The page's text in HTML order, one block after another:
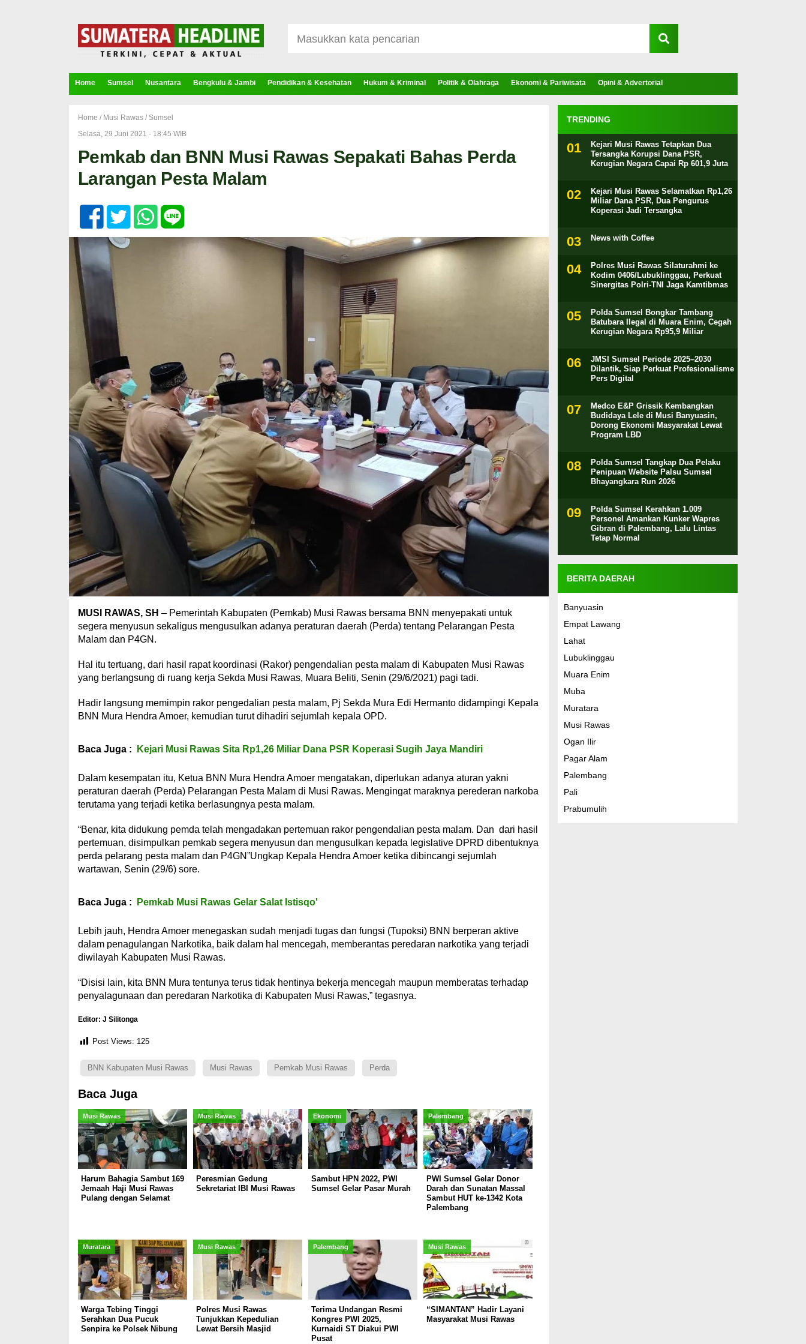
Home Sumsel Nusantara Bengkulu & Jambi Pendidikan & Kesehatan Hukum & Kriminal Politik & Olahraga Ekonomi & Pariwisata Opini & Advertorial
Home / Musi Rawas/ Sumsel
Selasa, 29 Juni 2021 - 18:45 WIB
Pemkab dan BNN Musi Rawas Sepakati Bahas Perda
Larangan Pesta Malam
MUSI RAWAS, SH – Pemerintah Kabupaten (Pemkab) Musi Rawas bersama BNN menyepakati untuk
segera menyusun sekaligus mengusulkan adanya peraturan daerah (Perda) tentang Pelarangan Pesta
Malam dan P4GN.
Hal itu tertuang, dari hasil rapat koordinasi (Rakor) pengendalian pesta malam di Kabupaten Musi Rawas
yang berlangsung di ruang kerja Sekda Musi Rawas, Muara Beliti, Senin (29/6/2021) pagi tadi.
Hadir langsung memimpin rakor pengedalian pesta malam, Pj Sekda Mura Edi Hermanto didampingi Kepala
BNN Mura Hendra Amoer, kemudian turut dihadiri sejumlah kepala OPD.
Baca Juga : Kejari Musi Rawas Sita Rp1,26 Miliar Dana PSR Koperasi Sugih Jaya Mandiri
Dalam kesempatan itu, Ketua BNN Mura Hendra Amoer mengatakan, diperlukan adanya aturan yakni
peraturan daerah (Perda) Pelarangan Pesta Malam di Musi Rawas. Mengingat maraknya perederan narkoba
terutama yang terjadi ketika berlasungnya pesta malam.
“Benar, kita didukung pemda telah mengadakan pertemuan rakor pengendalian pesta malam. Dan dari hasil
pertemuan, disimpulkan pemkab segera menyusun dan mengusulkan kepada legislative DPRD dibentuknya
perda pelarang pesta malam dan P4GN”Ungkap Kepala Hendra Amoer ketika dibincangi sejumlah
wartawan, Senin (29/6) sore.
Baca Juga : Pemkab Musi Rawas Gelar Salat Istisqo'
Lebih jauh, Hendra Amoer menegaskan sudah menjadi tugas dan fungsi (Tupoksi) BNN berperan aktive
dalam penagulangan Narkotika, baik dalam hal mencegah, memberantas peredaran narkotika yang terjadi
diwilayah Kabupaten Musi Rawas.
“Disisi lain, kita BNN Mura tentunya terus tidak hentinya bekerja mencegah maupun memberatas terhadap
penyalagunaan dan peredaran Narkotika di Kabupaten Musi Rawas,” tegasnya.
Editor: J Silitonga
Post Views: 125
BNN Kabupaten Musi Rawas Musi Rawas Pemkab Musi Rawas Perda
Baca Juga
Musi Rawas
Harum Bahagia Sambut 169
Jemaah Haji Musi Rawas
Pulang dengan Selamat
Musi Rawas
Peresmian Gedung
Sekretariat IBI Musi Rawas
Ekonomi
Sambut HPN 2022, PWI
Sumsel Gelar Pasar Murah
Palembang
PWI Sumsel Gelar Donor
Darah dan Sunatan Massal
Sambut HUT ke-1342 Kota
Palembang
Muratara
Warga Tebing Tinggi
Serahkan Dua Pucuk
Senpira ke Polsek Nibung
Musi Rawas
Polres Musi Rawas
Tunjukkan Kepedulian
Lewat Bersih Masjid
Palembang
Terima Undangan Resmi
Kongres PWI 2025,
Kurnaidi ST Diakui PWI
Pusat
Musi Rawas
“SIMANTAN” Hadir Layani
Masyarakat Musi Rawas
TRENDING
Kejari Musi Rawas Tetapkan Dua
Tersangka Korupsi Dana PSR,
Kerugian Negara Capai Rp 601,9 Juta
Kejari Musi Rawas Selamatkan Rp1,26
Miliar Dana PSR, Dua Pengurus
Koperasi Jadi Tersangka
News with Coffee
Polres Musi Rawas Silaturahmi ke
Kodim 0406/Lubuklinggau, Perkuat
Sinergitas Polri-TNI Jaga Kamtibmas
Polda Sumsel Bongkar Tambang
Batubara Ilegal di Muara Enim, Cegah
Kerugian Negara Rp95,9 Miliar
JMSI Sumsel Periode 2025–2030
Dilantik, Siap Perkuat Profesionalisme
Pers Digital
Medco E&P Grissik Kembangkan
Budidaya Lele di Musi Banyuasin,
Dorong Ekonomi Masyarakat Lewat
Program LBD
Polda Sumsel Tangkap Dua Pelaku
Penipuan Website Palsu Sumsel
Bhayangkara Run 2026
Polda Sumsel Kerahkan 1.009
Personel Amankan Kunker Wapres
Gibran di Palembang, Lalu Lintas
Tetap Normal
BERITA DAERAH
Banyuasin
Empat Lawang
Lahat
Lubuklinggau
Muara Enim
Muba
Muratara
Musi Rawas
Ogan Ilir
Pagar Alam
Palembang
Pali
Prabumulih